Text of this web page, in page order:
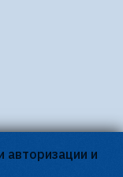
авторизации и